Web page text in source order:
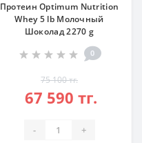
Протеин Optimum Nutrition
Whey 5 lb Молочный
Шоколад 2270 g
0
75 100 тг.
67 590 тг.
- +